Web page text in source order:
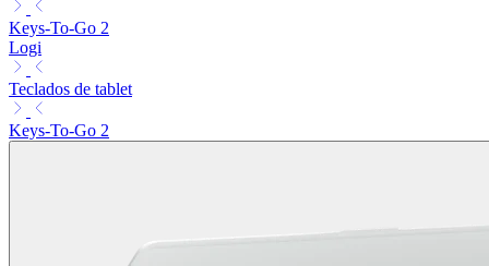
Keys-To-Go 2
Logi
Teclados de tablet
Keys-To-Go 2